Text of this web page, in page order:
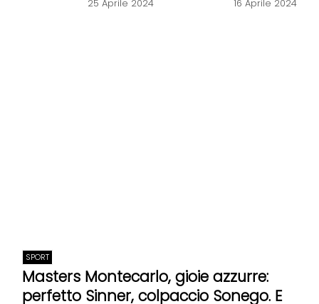
25 Aprile 2024 16 Aprile 2024
SPORT
Masters Montecarlo, gioie azzurre:
perfetto Sinner, colpaccio Sonego. E